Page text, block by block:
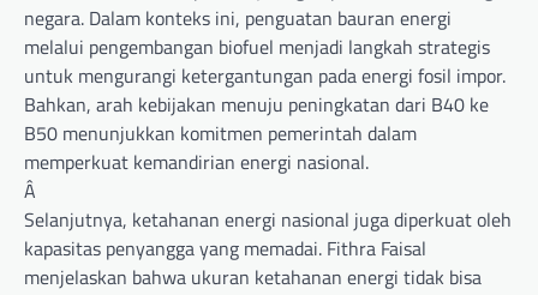
negara. Dalam konteks ini, penguatan bauran energi
melalui pengembangan biofuel menjadi langkah strategis
untuk mengurangi ketergantungan pada energi fosil impor.
Bahkan, arah kebijakan menuju peningkatan dari B40 ke
B50 menunjukkan komitmen pemerintah dalam
memperkuat kemandirian energi nasional.
Â
Selanjutnya, ketahanan energi nasional juga diperkuat oleh
kapasitas penyangga yang memadai. Fithra Faisal
menjelaskan bahwa ukuran ketahanan energi tidak bisa